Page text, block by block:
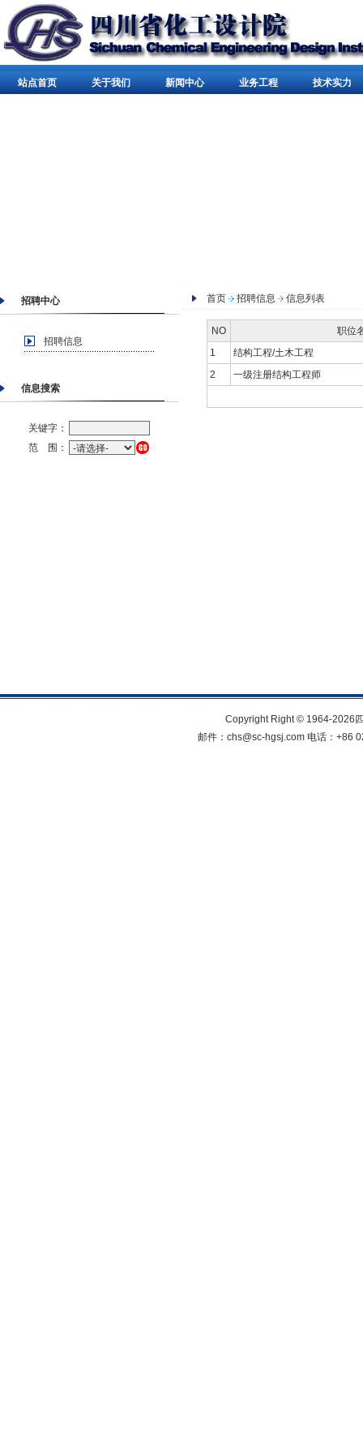
站点首页 关于我们 新闻中心 业务工程 技术实力
招聘中心
招聘信息
信息搜索
关键字：
范 围：
首页 招聘信息 信息列表
NO
职位
1
结构工程/土木工程
2
一级注册结构工程师
Copyright Right © 1964-2026
邮件：chs@sc-hgsj.com 电话：